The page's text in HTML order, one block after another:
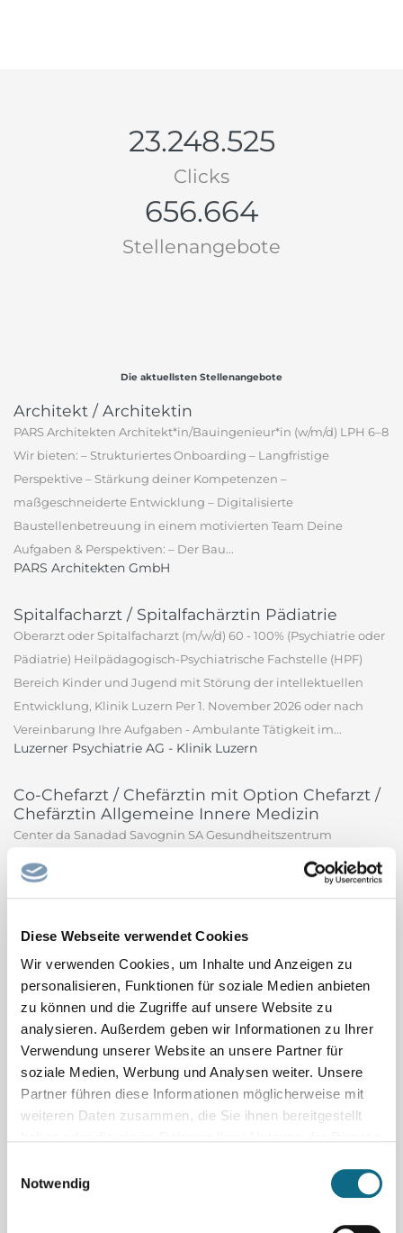
Diese Webseite verwendet Cookies
Wir verwenden Cookies, um Inhalte und Anzeigen zu
personalisieren, Funktionen für soziale Medien anbieten
zu können und die Zugriffe auf unsere Website zu
analysieren. Außerdem geben wir Informationen zu Ihrer
Verwendung unserer Website an unsere Partner für
soziale Medien, Werbung und Analysen weiter. Unsere
Partner führen diese Informationen möglicherweise mit
weiteren Daten zusammen, die Sie ihnen bereitgestellt
Notwendig
23.248.525
Clicks
656.664
Stellenangebote
Die aktuellsten Stellenangebote
Architekt / Architektin
PARS Architekten Architekt*in/Bauingenieur*in (w/m/d) LPH 6–8
Wir bieten: – Strukturiertes Onboarding – Langfristige
Perspektive – Stärkung deiner Kompetenzen –
maßgeschneiderte Entwicklung – Digitalisierte
Baustellenbetreuung in einem motivierten Team Deine
Aufgaben & Perspektiven: – Der Bau...
PARS Architekten GmbH
Spitalfacharzt / Spitalfachärztin Pädiatrie
Oberarzt oder Spitalfacharzt (m/w/d) 60 - 100% (Psychiatrie oder
Pädiatrie) Heilpädagogisch-Psychiatrische Fachstelle (HPF)
Bereich Kinder und Jugend mit Störung der intellektuellen
Entwicklung, Klinik Luzern Per 1. November 2026 oder nach
Vereinbarung Ihre Aufgaben - Ambulante Tätigkeit im...
Luzerner Psychiatrie AG - Klinik Luzern
Co-Chefarzt / Chefärztin mit Option Chefarzt /
Chefärztin Allgemeine Innere Medizin
Center da Sanadad Savognin SA Gesundheitszentrum
Savognin AG Das Gesundheitszentrum Center da Sanadad
befindet sich in Savognin mitten in den Bündner Bergen und
Grundversorgung der Tourismusregion Surses verantwortlich.
Center da Sanadad Savognin SA - Gesundheitszentrum
Savognin AG
Ausbildung zum Elektroniker
Automatisierungstechnik (m/w/d)
voestalpine Böhler Welding, Teil des weltweit führenden Stahl-
und Technologiekonzerns, ist mit über 100 Jahren Erfahrung,
mehr als 50 Tochtergesellschaften und mehr als 4.000
voestalpine Böhler Welding GmbH